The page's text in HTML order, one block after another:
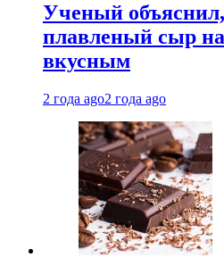
Ученый
плавленый сыр
вкусным
2 года ago2 года ago